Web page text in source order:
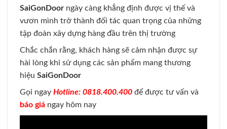
SaiGonDoor ngày càng khẳng định được vị thế và
vươn mình trở thành đối tác quan trọng của những
tập đoàn xây dựng hàng đầu trên thị trường
Chắc chắn rằng, khách hàng sẽ cảm nhận được sự
hài lòng khi sử dụng các sản phẩm mang thương
hiệu SaiGonDoor
Gọi ngay Hotline: 0818.400.400 để được tư vấn và
báo giá ngay hôm nay